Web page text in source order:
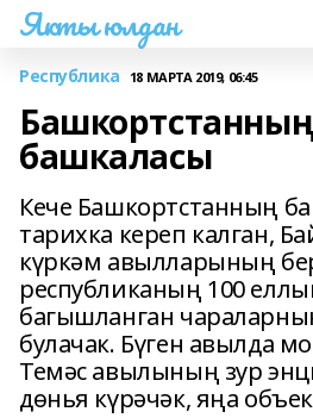
Якты юлдан
Республика 18 МАРТА 2019, 06:45
башкаласы
Кече Башкортстанның
тарихка кереп калган,
күркәм авылларының
республиканың 100
багышланган
булачак. Бүген авылда
Темәс авылының зур
дөнья күрәчәк, яңа